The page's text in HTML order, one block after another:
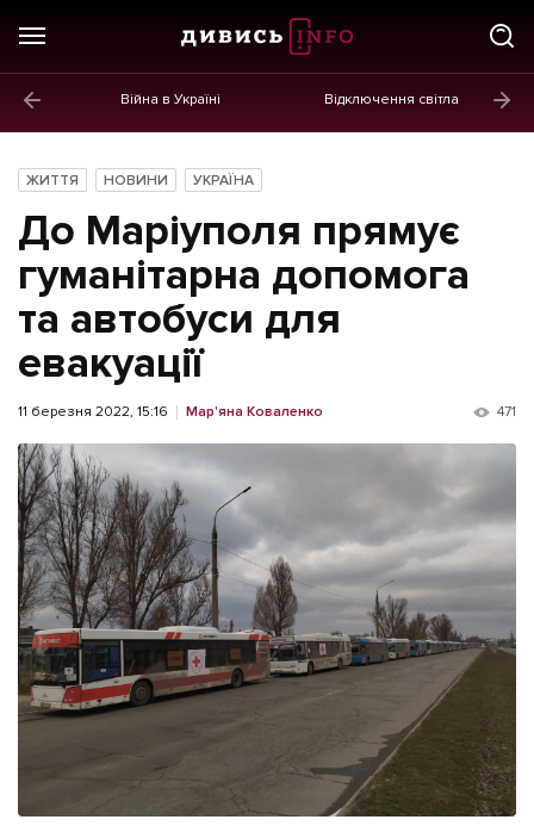
Війна в Україні Відключення світла
Новини
Політика
Економіка
Бізнес
Життя
Культура
Афіша
ІНШЕ
Інтерв'ю
Картки
Репортаж
Розслідування
Лонгріди
Прес-релізи
Фото/Відео
Made in Lviv
ЖИТТЯ НОВИНИ УКРАЇНА
До Маріуполя прямує
гуманітарна допомога
та автобуси для
евакуації
11 березня 2022, 15:16 Мар'яна Коваленко 471